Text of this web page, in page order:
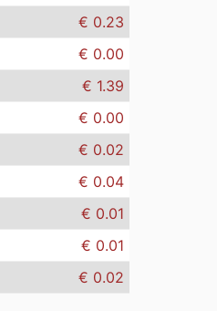
€ 0.23
€ 0.00
€ 1.39
€ 0.00
€ 0.02
€ 0.04
€ 0.01
€ 0.01
€ 0.02